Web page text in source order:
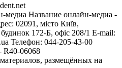
медиа Название онлайн-медиа -
02091, місто Київ,
172-Б, офіс 208/1 E-mail:
Телефон: 044-205-43-00
R40-06068
размещённых на